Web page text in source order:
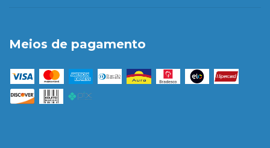
Meios de pagamento